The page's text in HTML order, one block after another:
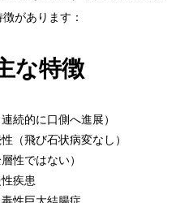
があります：
な特徴
続的に口側へ進展）
（飛び石状病変なし）
性ではない）
疾患